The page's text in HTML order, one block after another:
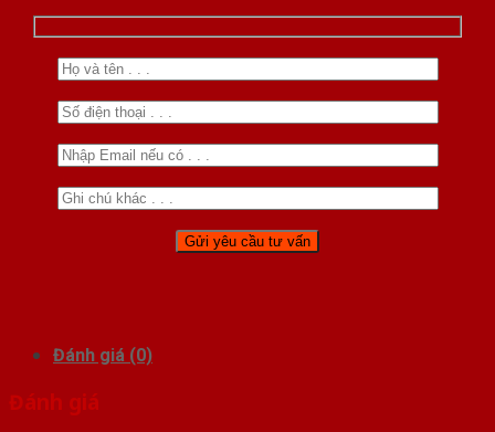
Đánh giá (0)
Đánh giá